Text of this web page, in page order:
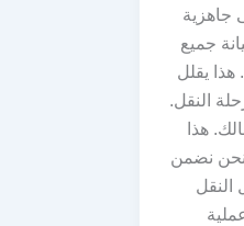
جاهزية
جميع
يقلل
النقل.
هذا
نحن نضمن
النقل